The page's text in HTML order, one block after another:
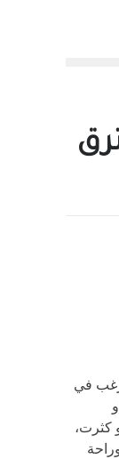
في
كثرت،